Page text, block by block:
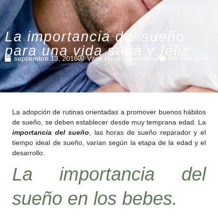
La importancia del sueño
para una vida sana y feliz
septiembre 13, 2016 Vitae Health Innovation Sin categoría
La adopción de rutinas orientadas a promover buenos hábitos
de sueño, se deben establecer desde muy temprana edad. La
importancia del sueño , las horas de sueño reparador y el
tiempo ideal de sueño, varían según la etapa de la edad y el
desarrollo.
La importancia del
sueño en los bebes.